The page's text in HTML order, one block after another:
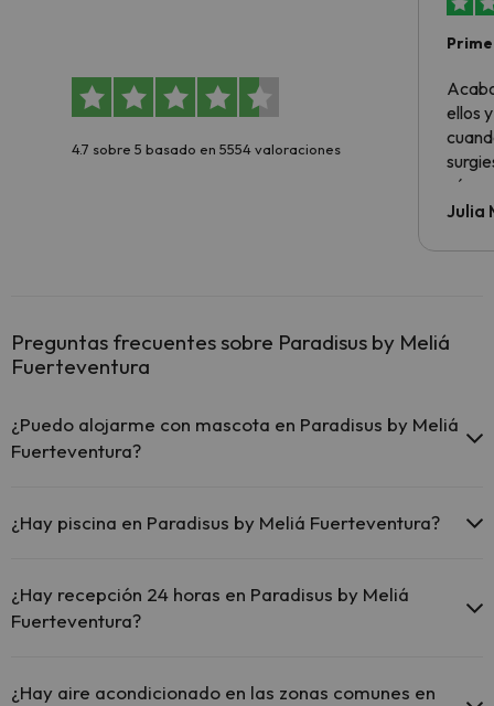
4.7 sobre 5 basado en 5554 valoraciones
ellos
todo
Julia
Preguntas frecuentes sobre Paradisus by Meliá
Fuerteventura
¿Puedo alojarme con mascota en Paradisus by Meliá
Fuerteventura?
¿Hay piscina en Paradisus by Meliá Fuerteventura?
puede ser de pago) Aquí tienes más info sobre la piscina y otras
instalaciones.
¿Hay recepción 24 horas en Paradisus by Meliá
Fuerteventura?
¿Hay aire acondicionado en las zonas comunes en